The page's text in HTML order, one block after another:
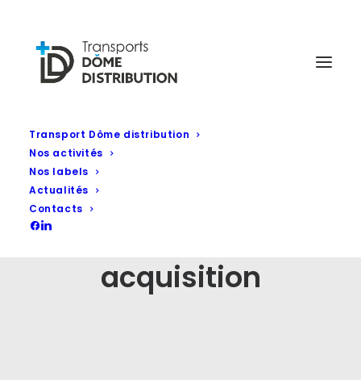
Transport Dôme distribution
Nos activités
Nos labels
Actualités
Contacts
acquisition